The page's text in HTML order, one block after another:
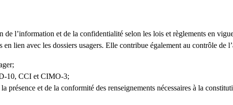
l’information et de la confidentialité selon les lois et règlements en
lien avec les dossiers usagers. Elle contribue également au contrôle de
10, CCI et CIMO-3;
présence et de la conformité des renseignements nécessaires à la